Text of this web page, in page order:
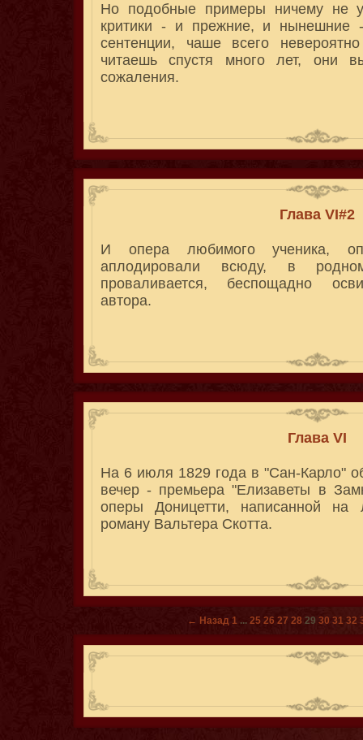
Но подобные примеры ничему не
критики - и прежние, и нынешние
сентенции, чаше всего
читаешь спустя много лет, они
сожаления.
Глава VI#2
И опера любимого ученика,
аплодировали всюду, в
проваливается, беспощадно
автора.
Глава VI
На 6 июля 1829 года в "Сан-Карло"
вечер - премьера "Елизаветы в
оперы Доницетти, написанной на
роману Вальтера Скотта.
← Назад 1 ... 25 26 27 28 29 30 31 32